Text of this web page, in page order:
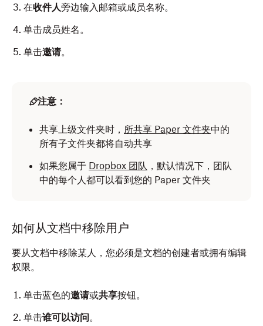
在收件人旁边输入邮箱或成员名称。
单击成员姓名。
单击邀请。
注意：
共享上级文件夹时， 所共享 Paper 文件夹中的
所有子文件夹都将自动共享
如果您属于 Dropbox 团队 ，默认情况下，团队
中的每个人都可以看到您的 Paper 文件夹
如何从文档中移除用户
要从文档中移除某人，您必须是文档的创建者或拥有编辑
权限。
单击蓝色的邀请或共享按钮。
单击谁可以访问。